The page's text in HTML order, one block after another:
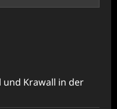
und Krawall in der